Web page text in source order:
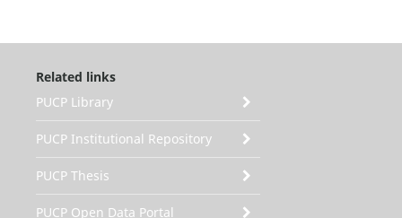
Related links
PUCP Library
PUCP Institutional Repository
PUCP Thesis
PUCP Open Data Portal